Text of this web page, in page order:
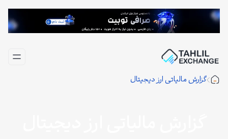
رفتن
گزارش مالیاتی ارز دیجیتال